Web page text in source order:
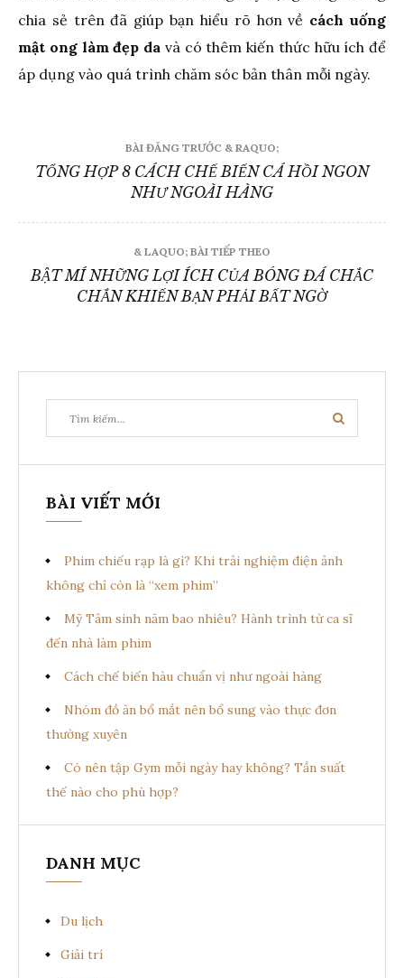
chia sẻ trên đã giúp bạn hiểu rõ hơn về cách uống
mật ong làm đẹp da và có thêm kiến thức hữu ích để
áp dụng vào quá trình chăm sóc bản thân mỗi ngày.
hướng
BÀI ĐĂNG TRƯỚC & RAQUO;
TỔNG HỢP 8 CÁCH CHẾ BIẾN CÁ HỒI NGON
NHƯ NGOÀI HÀNG
& LAQUO; BÀI TIẾP THEO
BẬT MÍ NHỮNG LỢI ÍCH CỦA BÓNG ĐÁ CHẮC
CHẮN KHIẾN BẠN PHẢI BẤT NGỜ
kiếm:
Tìm
BÀI VIẾT MỚI
Phim chiếu rạp là gì? Khi trải nghiệm điện ảnh
không chỉ còn là “xem phim”
Mỹ Tâm sinh năm bao nhiêu? Hành trình từ ca sĩ
đến nhà làm phim
Cách chế biến hàu chuẩn vị như ngoài hàng
Nhóm đồ ăn bổ mắt nên bổ sung vào thực đơn
thường xuyên
Có nên tập Gym mỗi ngày hay không? Tần suất
thế nào cho phù hợp?
DANH MỤC
Du lịch
Giải trí